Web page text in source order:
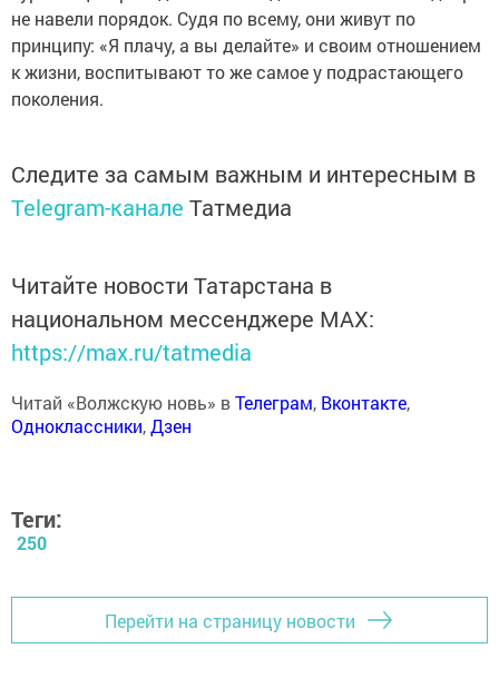
не навели порядок. Судя по всему, они живут по
принципу: «Я плачу, а вы делайте» и своим отношением
к жизни, воспитывают то же самое у подрастающего
поколения.
Следите за самым важным и интересным в
Telegram-канале Татмедиа
Читайте новости Татарстана в
национальном мессенджере MАХ:
https://max.ru/tatmedia
Читай «Волжскую новь» вТелеграм, Вконтакте,
Одноклассники,Дзен
Теги:
250
Перейти на страницу новости